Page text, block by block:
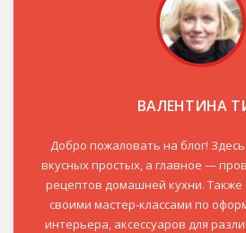
ВАЛЕНТИНА
Добро пожаловать на блог!
вкусных простых, а главное —
рецептов домашней кухни. Также
своими мастер-классами по
интерьера, аксессуаров для